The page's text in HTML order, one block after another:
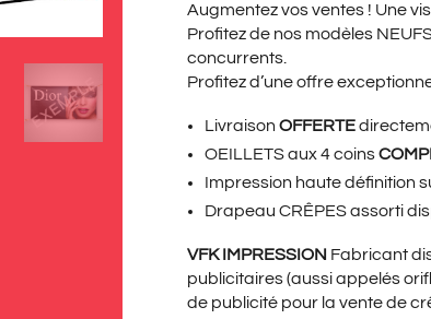
ÉTAIT :
Augmentez vos ventes ! Une
Profitez de nos modèles
concurrents.
Profitez d’une offre
LivraisonOFFERTE
OEILLETS aux 4 coins
Impression haute définition
Drapeau CRÊPESassorti
VFK IMPRESSION Fabricant
publicitaires (aussi appelés
de publicité pour la vente de